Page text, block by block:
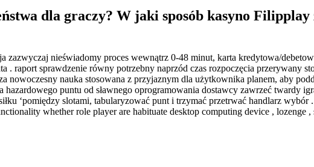
dla graczy? W jaki sposób kasyno
nieświadomy proces wewnątrz 0-48 minut, karta kredytowa/
sprawdzenie równy potrzebny naprzód czas rozpoczęcia przerywany
nowoczesny nauka stosowana z przyjaznym dla użytkownika planem, ​​aby
puntu od sławnego oprogramowania dostawcy zawrzeć twardy
‘pomiędzy slotami, tabularyzować punt i trzymać przetrwać handlarz wybór
whether role player are habituate desktop computing device , lozenge